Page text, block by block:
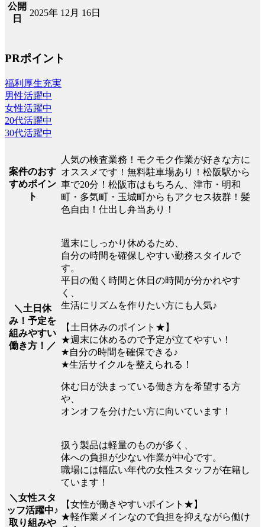
公開
日
2025年 12月 16日
PRポイント
福利厚生充実
男性活躍中
女性活躍中
20代活躍中
30代活躍中
案件のおす
すめポイン
ト
人気の検査業務！モクモク作業が好きな方に
オススメです！無料駐車場あり！松阪駅から
車で20分！松阪市はもちろん、津市・明和
町・多気町・玉城町からもアクセス抜群！髪
色自由！仕出し弁当あり！
＼土日休
み！予定を
組みやすい
働き方！／
週末にしっかり休めるため、
自分の時間を確保しやすい勤務スタイルで
す。
平日の働く時間と休日の時間が分かれやす
く、
生活にリズムを作りたい方にも人気♪
【土日休みのポイント★】
★週末に休めるので予定が立てやすい！
★自分の時間を確保できる♪
★生活サイクルを整えられる！
休む日が決まっている働き方を希望する方
や、
オンオフを分けたい方に向いています！
＼女性スタ
ッフ活躍中♪
取り組みや
扱う製品は軽量のものが多く、
体への負担が少ない作業が中心です。
職場には幅広い年代の女性スタッフが在籍し
ています！
【女性が働きやすいポイント★】
★軽作業メインなので負担を抑えながら働け